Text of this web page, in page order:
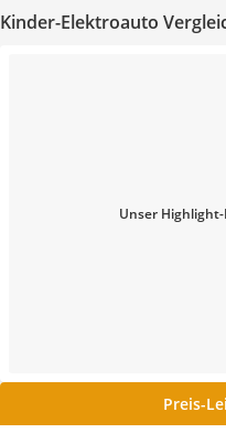
Kinder-Elektroauto
Unser
Preis-